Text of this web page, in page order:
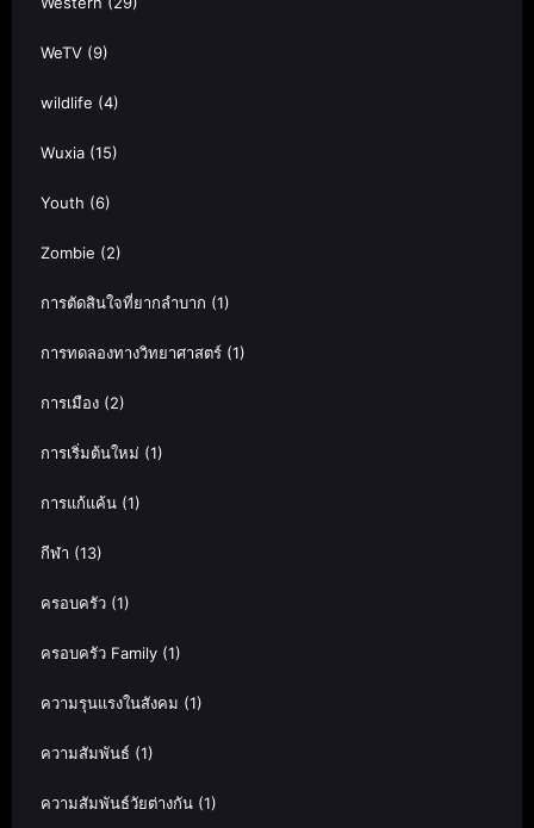
WeTV (9)
wildlife (4)
Wuxia (15)
Youth (6)
Zombie (2)
การตัดสินใจที่ยากลำบาก (1)
การทดลองทางวิทยาศาสตร์ (1)
การเมือง (2)
การเริ่มต้นใหม่ (1)
การแก้แค้น (1)
กีฬา (13)
ครอบครัว (1)
ครอบครัว Family (1)
ความรุนแรงในสังคม (1)
ความสัมพันธ์ (1)
ความสัมพันธ์วัยต่างกัน (1)